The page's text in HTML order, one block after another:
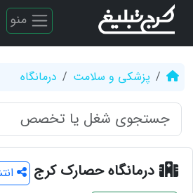
منو
پزشکی و سلامت درمانگاه
درمانگاه حصارک کرج